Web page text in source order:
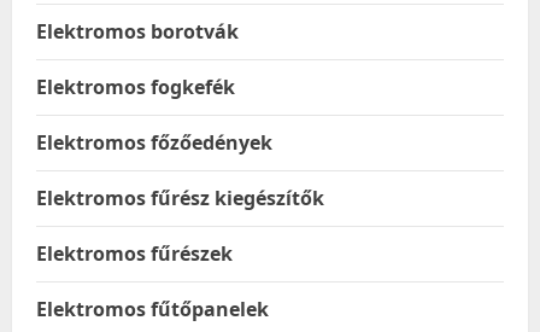
Elektromos borotvák
Elektromos fogkefék
Elektromos főzőedények
Elektromos fűrész kiegészítők
Elektromos fűrészek
Elektromos fűtőpanelek